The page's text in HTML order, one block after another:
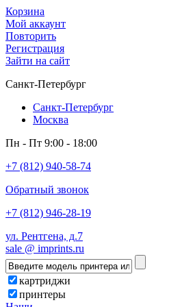
Корзина
Мой аккаунт
Повторить
Регистрация
Зайти на сайт
Санкт-Петербург
Санкт-Петербург
Москва
Пн - Пт 9:00 - 18:00
+7 (812) 940-58-74
Обратный звонок
+7 (812) 946-28-19
ул. Рентгена, д.7
sale @ imprints.ru
картриджи
принтеры